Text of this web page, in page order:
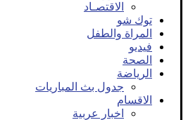
الاقتصـاد
توك شو
المراة والطفل
فيديو
الصحة
الرياضة
جدول بث المباريات
الاقسام
اخبار عربية